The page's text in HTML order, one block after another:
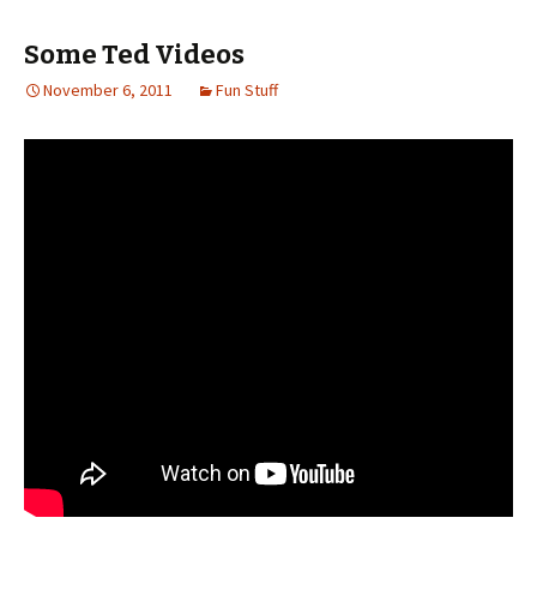
Some Ted Videos
November 6, 2011 Fun Stuff